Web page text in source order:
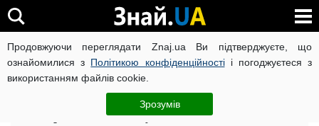
Продовжуючи переглядати Znaj.ua Ви підтверджуєте, що
ознайомилися з Політикою конфіденційностіі погоджуєтеся з
використанням файлів cookie.
Зрозумів
ВІЙНА РОСІЇ ПРОТИ УКРАЇНИ КОРОНАВІРУС В УКРАЇНІ
Шоу-бізнес ЧИТАТЬ НА РУССКОМ
Вікторія Бекхем знову стала іконою. Але